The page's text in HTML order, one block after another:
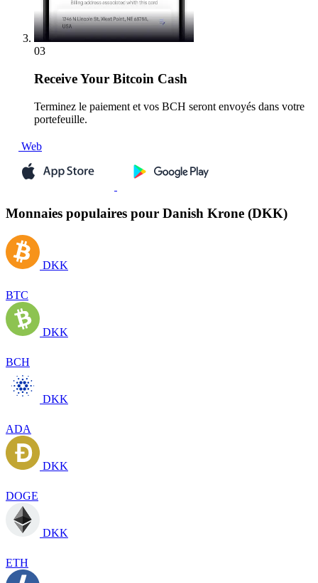
03
ReceiveYour Bitcoin Cash
Terminez le paiement et vos BCH seront envoyés dans votre
portefeuille.
Web
Monnaies populaires pour Danish Krone (DKK)
DKK
BTC
DKK
BCH
DKK
ADA
DKK
DOGE
DKK
ETH